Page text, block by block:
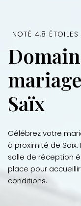
NOTÉ 4,8
Saïx
Célébrez votre
à proximité de Saïx.
salle de réception
place pour
conditions.